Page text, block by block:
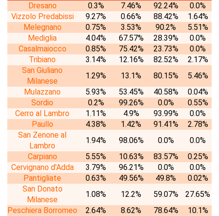
Dresano
0.3% 7.46% 92.24%
0.0%
Vizzolo Predabissi
9.27% 0.66% 88.42%
1.64%
Melegnano
0.75% 3.53% 90.2%
5.51%
Mediglia
4.04% 67.57% 28.39%
0.0%
Casalmaiocco
0.85% 75.42% 23.73%
0.0%
Tribiano
3.14% 12.16% 82.52%
2.17%
San Giuliano
Milanese
1.29% 13.1% 80.15%
5.46%
Mulazzano
5.93% 53.45% 40.58%
0.04%
Sordio
0.2% 99.26% 0.0%
0.55%
Cerro al Lambro
1.11% 4.9% 93.99%
0.0%
Paullo
4.38% 1.42% 91.41%
2.78%
San Zenone al
Lambro
1.94% 98.06% 0.0%
0.0%
Carpiano
5.55% 10.63% 83.57%
0.25%
Cervignano d'Adda
3.79% 96.21% 0.0%
0.0%
Pantigliate
0.63% 49.56% 49.8%
0.02%
San Donato
Milanese
1.08% 12.2% 59.07%
27.65%
Peschiera Borromeo
2.64% 8.62% 78.64%
10.1%